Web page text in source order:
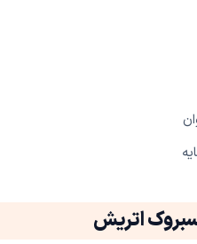
اتریش